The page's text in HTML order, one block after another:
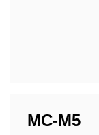
MC-M5